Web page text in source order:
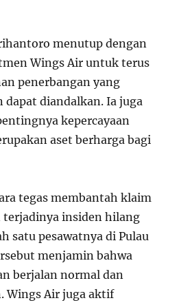
menutup dengan
Wings Air untuk terus
penerbangan yang
dapat diandalkan. Ia juga
kepercayaan
aset berharga bagi
tegas membantah klaim
terjadinya insiden hilang
satu pesawatnya di Pulau
menjamin bahwa
berjalan normal dan
Wings Air juga aktif